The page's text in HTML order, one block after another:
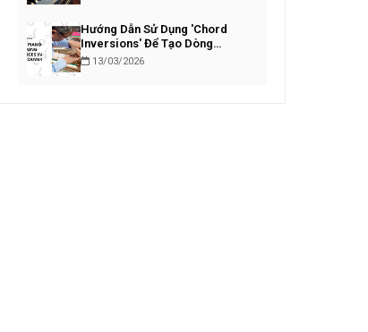
Hướng Dẫn Sử Dụng 'Chord
Inversions' Để Tạo Dòng
Bassline Piano Lôi Cuốn
13/03/2026